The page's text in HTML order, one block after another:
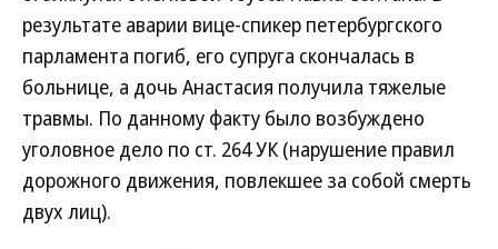
результате аварии вице-спикер петербургского
парламента погиб, его супруга скончалась в
больнице, а дочь Анастасия получила тяжелые
травмы. По данному факту было возбуждено
уголовное дело по ст. 264 УК (нарушение правил
дорожного движения, повлекшее за собой смерть
двух лиц).